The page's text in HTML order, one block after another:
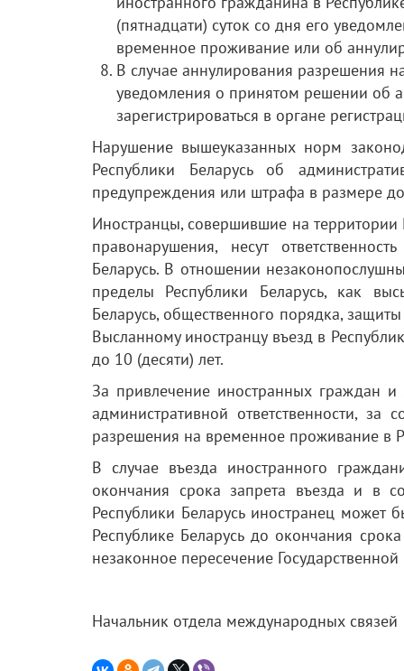
(пятнадцати) суток со дня его
временное проживание или об
В случае аннулирования разрешения
уведомления о принятом решении об
зарегистрироваться в органе
Нарушение вышеуказанных норм
Республики Беларусь об
предупреждения или штрафа в размере
Иностранцы, совершившие на территории
правонарушения, несут
Беларусь. В отношении
пределы Республики Беларусь, как
Беларусь, общественного порядка,
Высланному иностранцу въезд в
до 10 (десяти) лет.
За привлечение иностранных граждан
административной ответственности, за
разрешения на временное проживание в
В случае въезда иностранного
окончания срока запрета въезда и в
Республики Беларусь иностранец может
Республике Беларусь до окончания
незаконное пересечение
Начальник отдела